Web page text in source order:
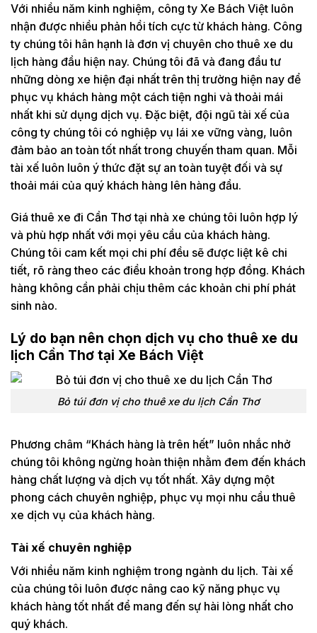
Với nhiều năm kinh nghiệm, công ty Xe Bách Việt luôn
nhận được nhiều phản hồi tích cực từ khách hàng. Công
ty chúng tôi hân hạnh là đơn vị chuyên cho thuê xe du
lịch hàng đầu hiện nay. Chúng tôi đã và đang đầu tư
những dòng xe hiện đại nhất trên thị trường hiện nay để
phục vụ khách hàng một cách tiện nghi và thoải mái
nhất khi sử dụng dịch vụ. Đặc biệt, đội ngũ tài xế của
công ty chúng tôi có nghiệp vụ lái xe vững vàng, luôn
đảm bảo an toàn tốt nhất trong chuyến tham quan. Mỗi
tài xế luôn luôn ý thức đặt sự an toàn tuyệt đối và sự
thoải mái của quý khách hàng lên hàng đầu.
Giá thuê xe đi Cần Thơ tại nhà xe chúng tôi luôn hợp lý
và phù hợp nhất với mọi yêu cầu của khách hàng.
Chúng tôi cam kết mọi chi phí đều sẽ được liệt kê chi
tiết, rõ ràng theo các điều khoản trong hợp đồng. Khách
hàng không cần phải chịu thêm các khoản chi phí phát
sinh nào.
Lý do bạn nên chọn dịch vụ cho thuê xe du
lịch Cần Thơ tại Xe Bách Việt
Bỏ túi đơn vị cho thuê xe du lịch Cần Thơ
Phương châm “Khách hàng là trên hết” luôn nhắc nhở
chúng tôi không ngừng hoàn thiện nhằm đem đến khách
hàng chất lượng và dịch vụ tốt nhất. Xây dựng một
phong cách chuyên nghiệp, phục vụ mọi nhu cầu thuê
xe dịch vụ của khách hàng.
Tài xế chuyên nghiệp
Với nhiều năm kinh nghiệm trong ngành du lịch. Tài xế
của chúng tôi luôn được nâng cao kỹ năng phục vụ
khách hàng tốt nhất để mang đến sự hài lòng nhất cho
quý khách.